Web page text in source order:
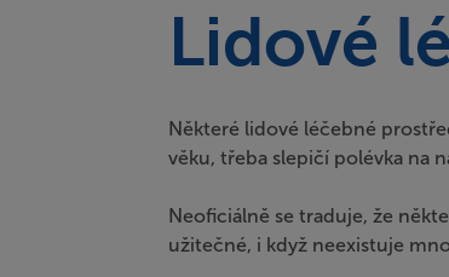
Lidové
Některé lidové léčebné
věku, třeba slepičí polévka na
Neoficiálně se traduje, že
užitečné, i když neexistuje